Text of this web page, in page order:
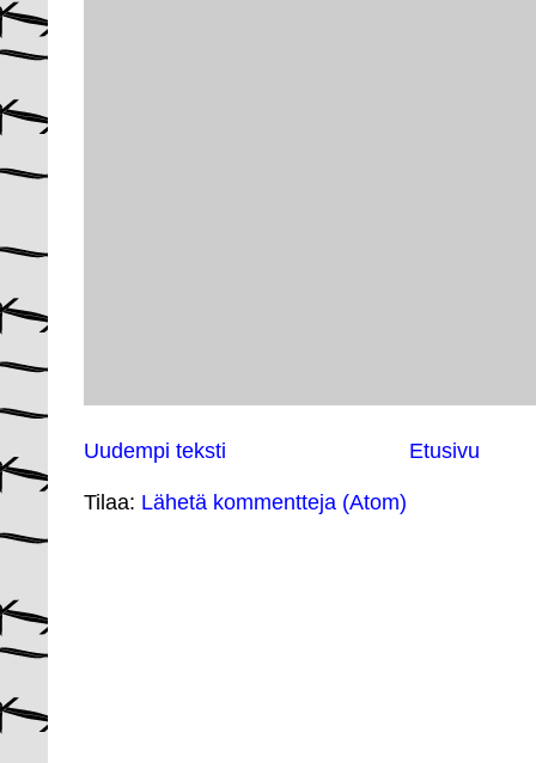
Uudempi teksti Etusivu
Tilaa: Lähetä kommentteja (Atom)